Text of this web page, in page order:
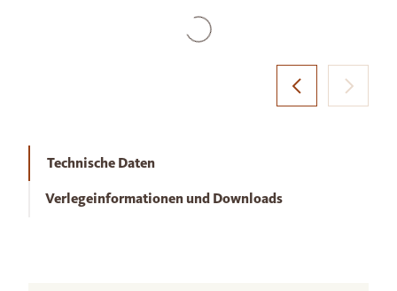
Technische Daten
Verlegeinformationen und Downloads